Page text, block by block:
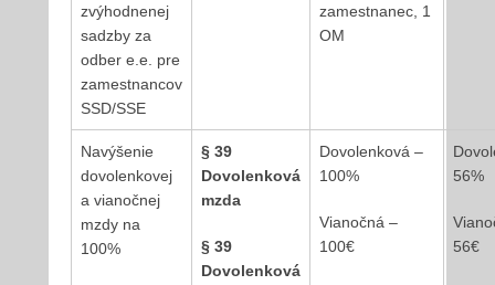
zvýhodnenej
sadzby za
odber e.e. pre
zamestnancov
SSD/SSE
zamestnanec, 1
OM
Navýšenie
dovolenkovej
a vianočnej
mzdy na
100%
§ 39
Dovolenková
mzda
§ 39
Dovolenková
Dovolenková –
100%
Vianočná –
100€
56%
56€